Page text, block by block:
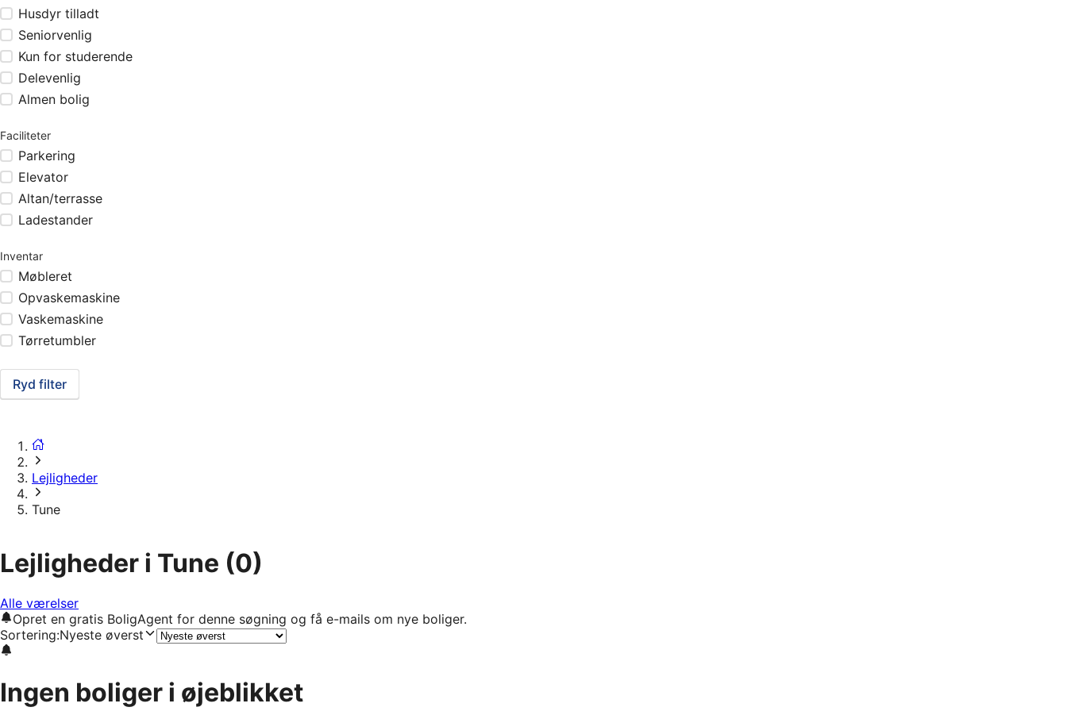
Husdyr tilladt
Seniorvenlig
Kun for studerende
Delevenlig
Almen bolig
Faciliteter
Parkering
Elevator
Altan/terrasse
Ladestander
Inventar
Møbleret
Opvaskemaskine
Vaskemaskine
Tørretumbler
Ryd filter
Lejligheder
Tune
Lejligheder i Tune (0)
Alle værelser
Opret en gratis BoligAgent for denne søgning og få e-mails om nye boliger.
Sortering:Nyeste øverst
Ingen boliger i øjeblikket